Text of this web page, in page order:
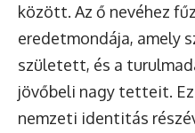
között. Az ő nevéhez
eredetmondája, amely
született, és a
jövőbeli nagy tetteit.
nemzeti identitás